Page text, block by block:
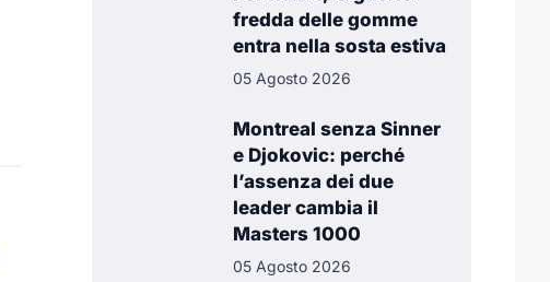
fredda delle gomme
entra nella sosta estiva
05 Agosto 2026
Montreal senza Sinner
e Djokovic: perché
l’assenza dei due
leader cambia il
Masters 1000
05 Agosto 2026